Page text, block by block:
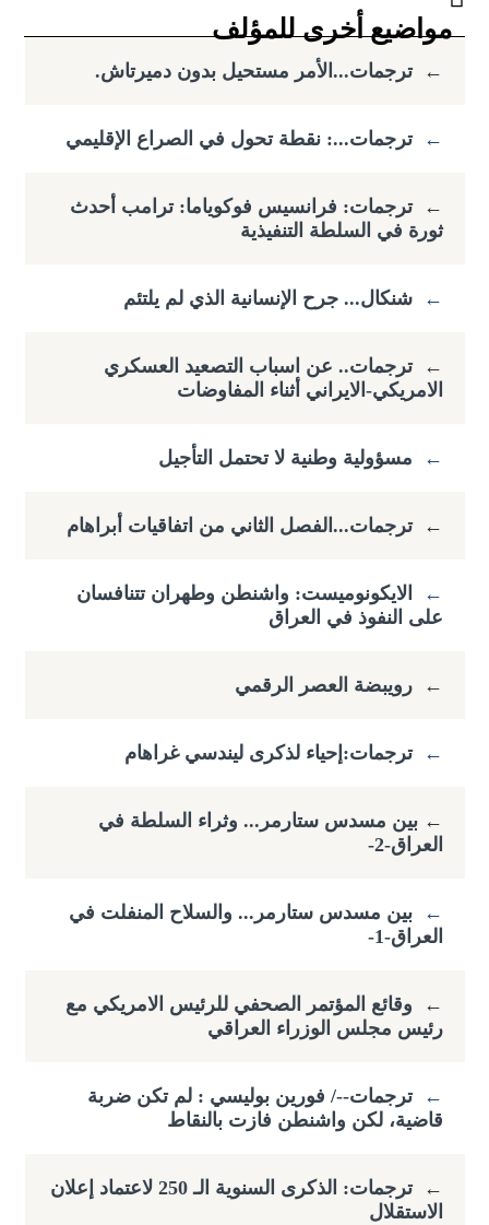
مواضيع أخرى للمؤلف
← ترجمات...الأمر مستحيل بدون دميرتاش.
← ترجمات...: نقطة تحول في الصراع الإقليمي
← ترجمات: فرانسيس فوكوياما: ​ترامب أحدث
ثورة في السلطة التنفيذية
← شنكال... جرح الإنسانية الذي لم يلتئم
← ترجمات.. عن اسباب التصعيد العسكري
الامريكي-الايراني أثناء المفاوضات
← مسؤولية وطنية لا تحتمل التأجيل
← ترجمات...الفصل الثاني من اتفاقيات أبراهام
←
الايكونوميست: واشنطن وطهران تتنافسان
على النفوذ في العراق
← رويبضة العصر الرقمي
← ترجمات:إحياء لذكرى ليندسي غراهام
←​بين مسدس ستارمر... وثراء السلطة في
العراق-2-
←
بين مسدس ستارمر... والسلاح المنفلت في
العراق-1-
←
وقائع المؤتمر الصحفي للرئيس الامريكي مع
رئيس مجلس الوزراء العراقي
← ترجمات--/ فورين بوليسي : لم تكن ضربة
قاضية، لكن واشنطن فازت بالنقاط
←
ترجمات: الذكرى السنوية الـ 250 لاعتماد إعلان
الاستقلال